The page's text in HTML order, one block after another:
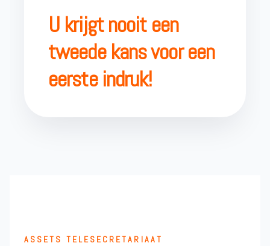
U krijgt nooit een
tweede kans voor een
eerste indruk!
ASSETS TELESECRETARIAAT